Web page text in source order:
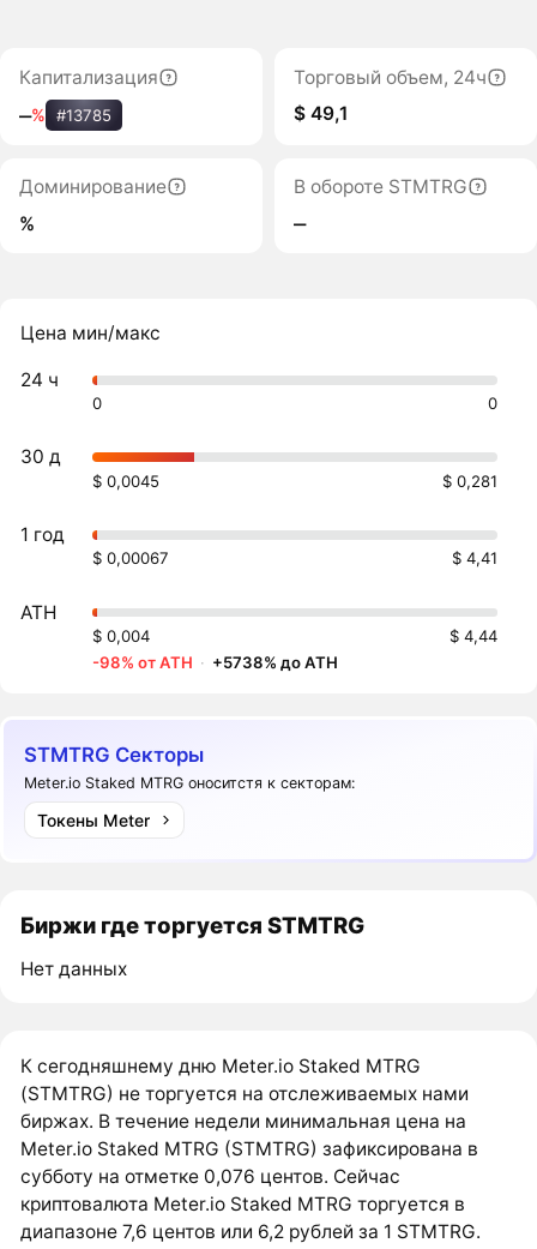
Капитализация
‒% #13785
Торговый объем, 24ч
$ 49,1
Доминирование
%
В обороте STMTRG
‒
Цена мин/макс
24 ч
0 0
30 д
$ 0,0045 $ 0,281
1 год
$ 0,00067 $ 4,41
ATH
$ 0,004
$ 4,44
-98% от ATH · +5738% до ATH
STMTRG Секторы
Meter.io Staked MTRG оноситстя к секторам:
Токены Meter
Биржи где торгуется STMTRG
Нет данных
К сегодняшнему дню Meter.io Staked MTRG
(STMTRG) не торгуется на отслеживаемых нами
биржах. В течение недели минимальная цена на
Meter.io Staked MTRG (STMTRG) зафиксирована в
субботу на отметке 0,076 центов. Сейчас
криптовалюта Meter.io Staked MTRG торгуется в
диапазоне 7,6 центов или 6,2 рублей за 1 STMTRG.